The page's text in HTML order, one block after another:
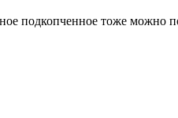
подкопченное тоже